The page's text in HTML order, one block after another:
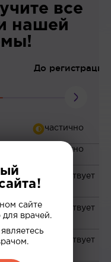
все
нашей
До регистрации
сайте
для врачей.